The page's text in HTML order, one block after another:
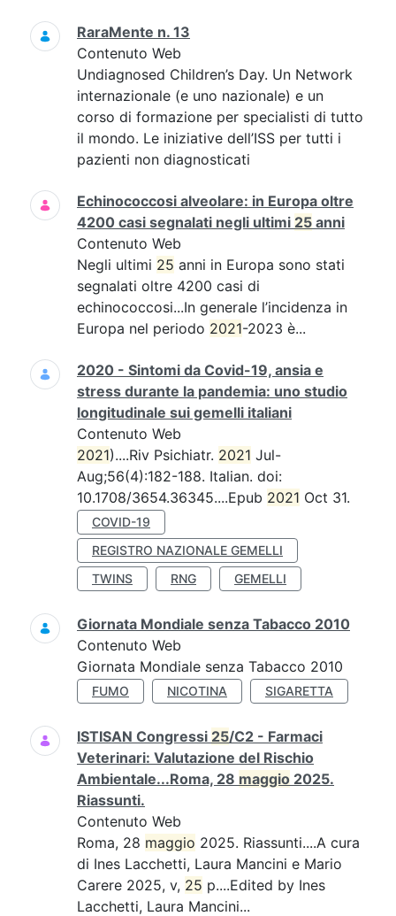
RaraMente n. 13
Contenuto Web
Undiagnosed Children’s Day. Un Network
internazionale (e uno nazionale) e un
corso di formazione per specialisti di tutto
il mondo. Le iniziative dell’ISS per tutti i
pazienti non diagnosticati
Echinococcosi alveolare: in Europa oltre
4200 casi segnalati negli ultimi 25 anni
Contenuto Web
Negli ultimi 25 anni in Europa sono stati
segnalati oltre 4200 casi di
echinococcosi...In generale l’incidenza in
Europa nel periodo 2021-2023 è...
2020 - Sintomi da Covid-19, ansia e
stress durante la pandemia: uno studio
longitudinale sui gemelli italiani
Contenuto Web
2021)....Riv Psichiatr. 2021 Jul-
Aug;56(4):182-188. Italian. doi:
10.1708/3654.36345....Epub 2021 Oct 31.
COVID-19
REGISTRO NAZIONALE GEMELLI
TWINS
RNG GEMELLI
Giornata Mondiale senza Tabacco 2010
Contenuto Web
Giornata Mondiale senza Tabacco 2010
FUMO NICOTINA SIGARETTA
ISTISAN Congressi 25/C2 - Farmaci
Veterinari: Valutazione del Rischio
Ambientale...Roma, 28 maggio 2025.
Riassunti.
Contenuto Web
Roma, 28 maggio 2025. Riassunti....A cura
di Ines Lacchetti, Laura Mancini e Mario
Carere 2025, v, 25 p....Edited by Ines
Lacchetti, Laura Mancini...